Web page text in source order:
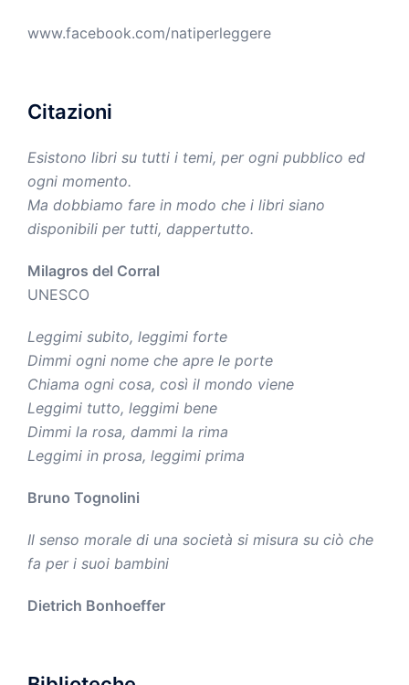
www.facebook.com/natiperleggere
Citazioni
Esistono libri su tutti i temi, per ogni pubblico ed
ogni momento.
Ma dobbiamo fare in modo che i libri siano
disponibili per tutti, dappertutto.
Milagros del Corral
UNESCO
Leggimi subito, leggimi forte
Dimmi ogni nome che apre le porte
Chiama ogni cosa, così il mondo viene
Leggimi tutto, leggimi bene
Dimmi la rosa, dammi la rima
Leggimi in prosa, leggimi prima
Bruno Tognolini
Il senso morale di una società si misura su ciò che
fa per i suoi bambini
Dietrich Bonhoeffer